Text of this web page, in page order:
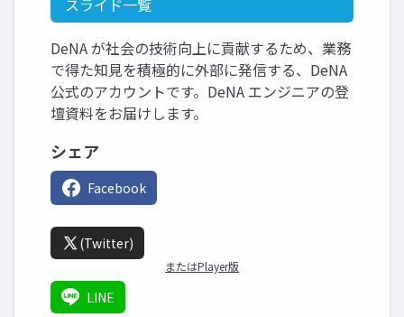
スライド一覧
DeNA が社会の技術向上に貢献するため、業務
で得た知見を積極的に外部に発信する、DeNA
公式のアカウントです。DeNA エンジニアの登
壇資料をお届けします。
シェア
Facebook
(Twitter)
またはPlayer版
LINE